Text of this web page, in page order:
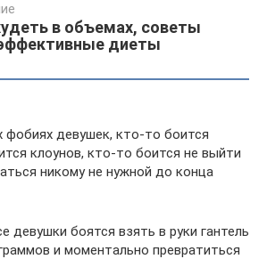
в объемах, советы
диеты
фобиях девушек, кто-то боится
клоунов, кто-то боится не выйти
никому не нужной до конца
девушки боятся взять в руки гантель
и моментально превратиться